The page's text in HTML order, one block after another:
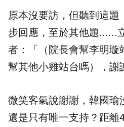
原本沒要訪，但聽到這題
步回應，至於其他題......
者：「（院長會幫李明璇
幫其他小雞站台嗎），謝
微笑客氣說謝謝，韓國瑜
還是只有唯一支持？距離